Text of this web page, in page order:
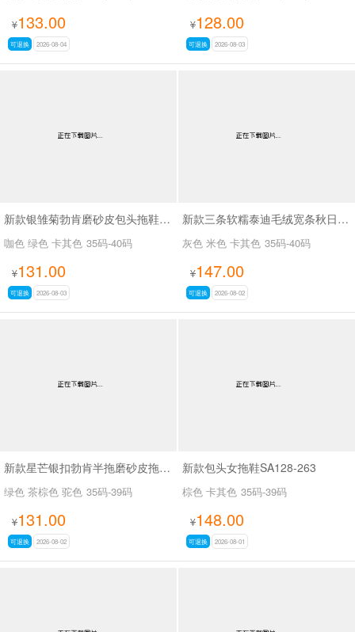
¥133.00
可退换 2026-08-04
¥128.00
可退换 2026-08-03
新款银雏菊勃肯磨砂皮包头拖鞋SA27108
咖色 绿色 卡其色 35码-40码
¥131.00
可退换 2026-08-03
新款三条软糯泰迪毛绒宽条秋日奶绒物语拖鞋SA10988-3
灰色 米色 卡其色 35码-40码
¥147.00
可退换 2026-08-02
新款星芒银扣勃肯半拖磨砂皮拖鞋SA27109
绿色 茶棕色 驼色 35码-39码
¥131.00
可退换 2026-08-02
新款包头女拖鞋SA128-263
棕色 卡其色 35码-39码
¥148.00
可退换 2026-08-01